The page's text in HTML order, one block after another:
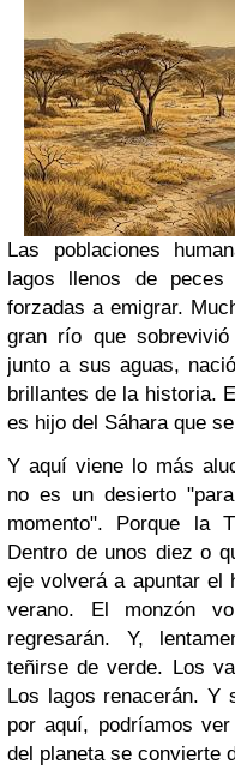
Las poblaciones
lagos llenos de
forzadas a emigrar.
gran río que
junto a sus aguas,
brillantes de la historia.
es hijo del Sáhara que
Y aquí viene lo más
no es un desierto
momento". Porque la
Dentro de unos diez o
eje volverá a apuntar el
verano. El monzón
regresarán. Y,
teñirse de verde. Los
Los lagos renacerán. Y
por aquí, podríamos
del planeta se convierte